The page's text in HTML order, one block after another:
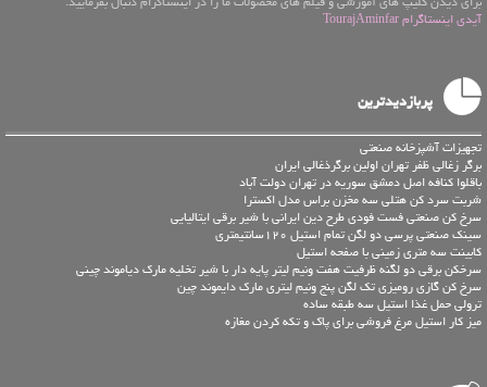
آیدی اینستاگرام TourajAminfar
پربازدیدترین
تجهیزات آشپزخانه صنعتی
برگر زغالی ظفر تهران اولین برگرذغالی ایران
باقلوا کنافه اصل دمشق سوریه در تهران دولت آباد
شربت سرد کن هتلی سه مخزن براس مدل اکسترا
سرخ کن صنعتی فست فودی طرح دین ایرانی با شیر برقی ایتالیایی
سینک صنعتی پرسی دو لگن تمام استیل 120سانتیمتری
کابینت سه متری زمینی با صفحه استیل
سرخکن برقی دو لگنه ظرفیت هفت ونیم لیتر پایه دار با شیر تخلیه مارک دیاموند چینی
سرخ کن گازی رومیزی تک لگن پنج ونیم لیتری مارک دایموند چین
ترولی حمل غذا استیل سه طبقه ساده
میز کار استیل مرغ فروشی برای پاک و تکه کردن مغازه